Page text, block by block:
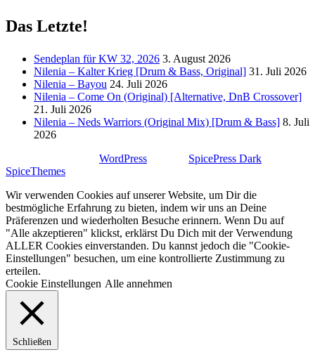
Das Letzte!
Sendeplan für KW 32, 2026 3. August 2026
Nilenia – Kalter Krieg [Drum & Bass, Original] 31. Juli 2026
Nilenia – Bayou 24. Juli 2026
Nilenia – Come On (Original) [Alternative, DnB Crossover]
21. Juli 2026
Nilenia – Neds Warriors (Original Mix) [Drum & Bass] 8. Juli
2026
WordPress SpicePress Dark
SpiceThemes
Wir verwenden Cookies auf unserer Website, um Dir die
bestmögliche Erfahrung zu bieten, indem wir uns an Deine
Präferenzen und wiederholten Besuche erinnern. Wenn Du auf
"Alle akzeptieren" klickst, erklärst Du Dich mit der Verwendung
ALLER Cookies einverstanden. Du kannst jedoch die "Cookie-
Einstellungen" besuchen, um eine kontrollierte Zustimmung zu
erteilen.
Cookie Einstellungen Alle annehmen
Schließen